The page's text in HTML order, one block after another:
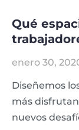
Qué
enero 30,
Diseñemos
más
nuevos